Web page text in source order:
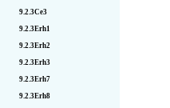
9.2.3Ce3
9.2.3Erh1
9.2.3Erh2
9.2.3Erh3
9.2.3Erh7
9.2.3Erh8